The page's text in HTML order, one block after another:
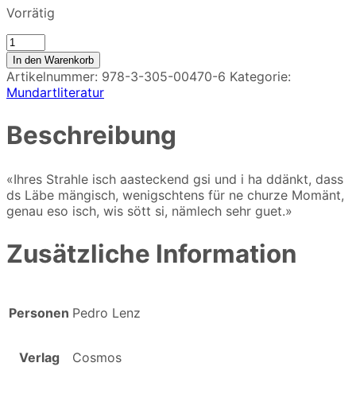
Vorrätig
Di
schöni
Fanny
(Hörbuch)
In den Warenkorb
Artikelnummer: 978-3-305-00470-6 Kategorie:
Mundartliteratur
Beschreibung
«Ihres Strahle isch aasteckend gsi und i ha ddänkt, dass
ds Läbe mängisch, wenigschtens für ne churze Momänt,
genau eso isch, wis sött si, nämlech sehr guet.»
Zusätzliche Information
Personen Pedro Lenz
Verlag Cosmos